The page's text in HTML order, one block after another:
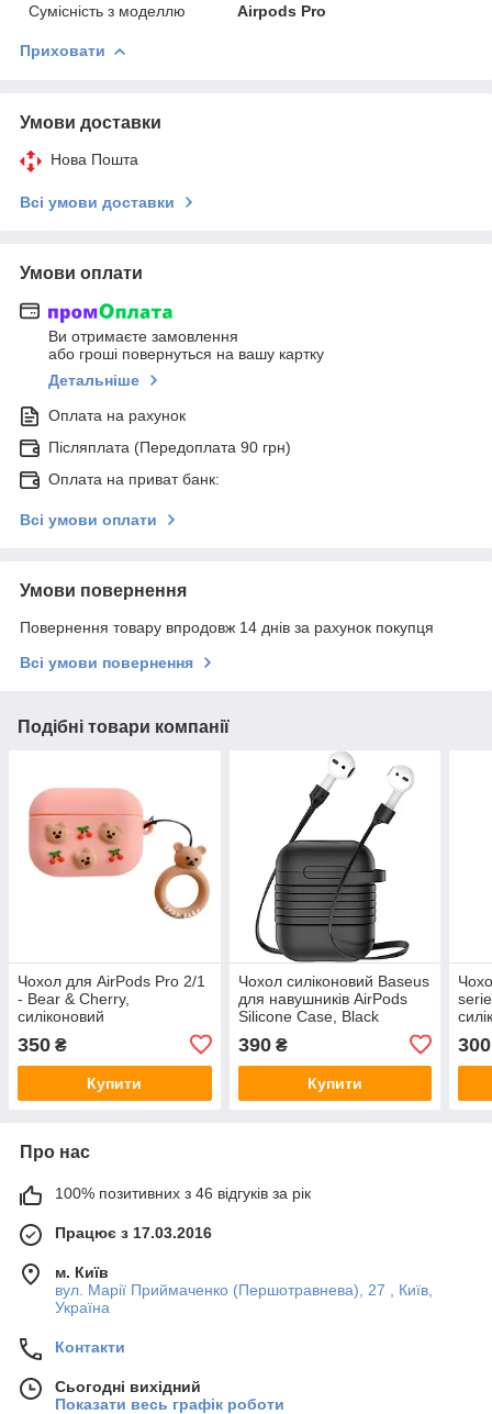
Сумісність з моделлю
Airpods Pro
Приховати
Умови доставки
Нова Пошта
Всі умови доставки
Умови оплати
Ви отримаєте замовлення
або гроші повернуться на вашу картку
Детальніше
Оплата на рахунок
Післяплата (Передоплата 90 грн)
Оплата на приват банк:
Всі умови оплати
Умови повернення
Повернення товару впродовж 14 днів за рахунок покупця
Всі умови повернення
Подібні товари компанії
Чохол для AirPods Pro 2/1
- Bear & Cherry,
силіконовий
350 ₴
Купити
Чохол силіконовий Baseus
для навушників AirPods
Silicone Case, Black
390₴
Купити
300
Про нас
100% позитивних з 46 відгуків за рік
Працює з 17.03.2016
м. Київ
вул. Марії Приймаченко (Першотравнева), 27 , Київ,
Україна
Контакти
Сьогодні вихідний
Показати весь графік роботи